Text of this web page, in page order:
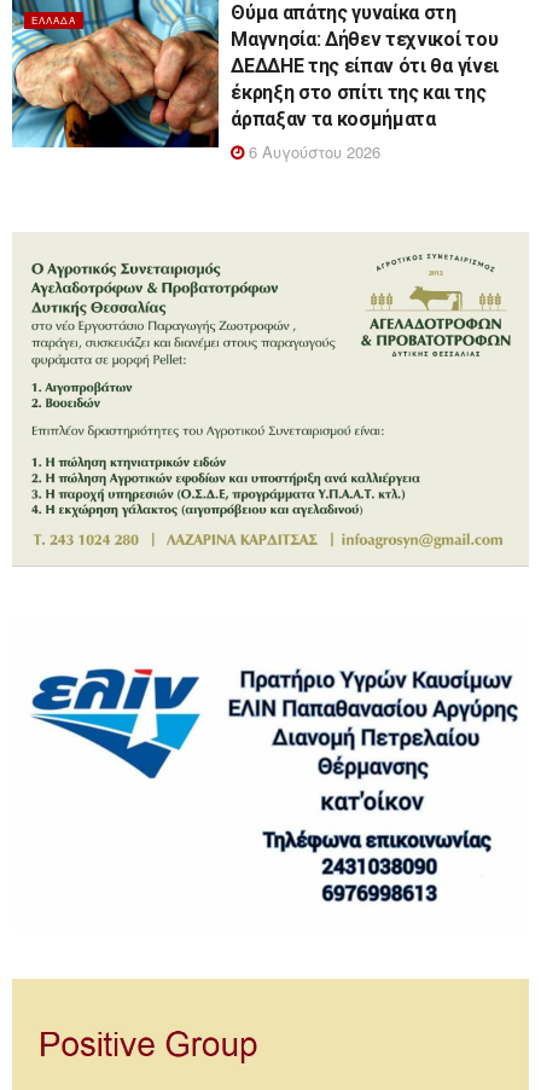
ΕΛΛΆΔΑ
Θύμα απάτης γυναίκα στη
Μαγνησία: Δήθεν τεχνικοί του
ΔΕΔΔΗΕ της είπαν ότι θα γίνει
έκρηξη στο σπίτι της και της
άρπαξαν τα κοσμήματα
6 Αυγούστου 2026